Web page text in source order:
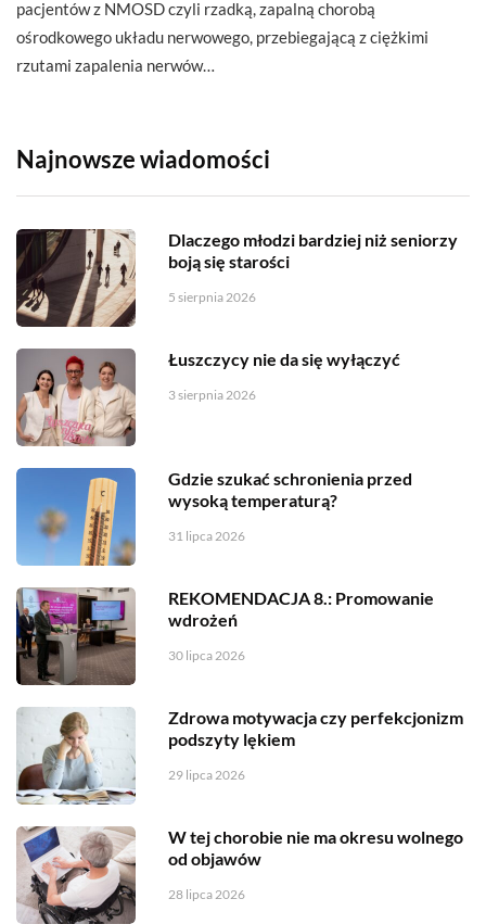
pacjentów z NMOSD czyli rzadką, zapalną chorobą
ośrodkowego układu nerwowego, przebiegającą z ciężkimi
rzutami zapalenia nerwów…
Najnowsze wiadomości
Dlaczego młodzi bardziej niż seniorzy
boją się starości
5 sierpnia 2026
Łuszczycy nie da się wyłączyć
3 sierpnia 2026
Gdzie szukać schronienia przed
wysoką temperaturą?
31 lipca 2026
REKOMENDACJA 8.: Promowanie
wdrożeń
30 lipca 2026
Zdrowa motywacja czy perfekcjonizm
podszyty lękiem
29 lipca 2026
W tej chorobie nie ma okresu wolnego
od objawów
28 lipca 2026